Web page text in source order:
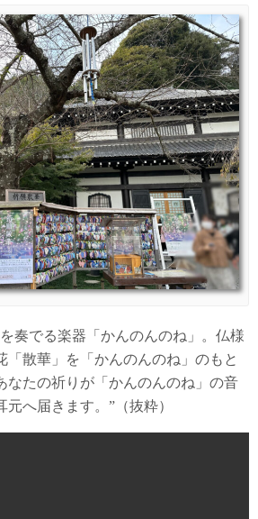
奏でる楽器「かんのんのね」。仏様
「散華」を「かんのんのね」のもと
なたの祈りが「かんのんのね」の音
へ届きます。”（抜粋）